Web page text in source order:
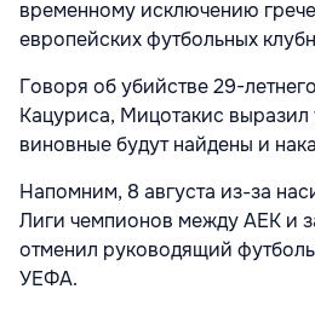
временному исключению
европейских футбольных
Говоря об убийстве 29-
Кацуриса, Мицотакис выразил
виновные будут найдены и
Напомним, 8 августа из-за
Лиги чемпионов между АЕК и
отменил руководящий
УЕФА.